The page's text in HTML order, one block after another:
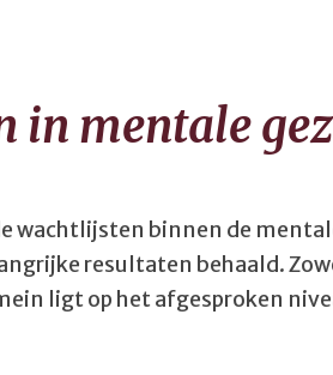
in mentale
wachtlijsten binnen de
resultaten behaald.
ligt op het afgesproken